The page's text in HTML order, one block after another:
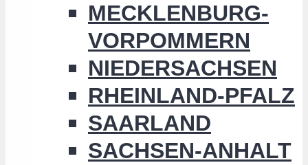
MECKLENBURG-
VORPOMMERN
NIEDERSACHSEN
RHEINLAND-PFALZ
SAARLAND
SACHSEN-ANHALT